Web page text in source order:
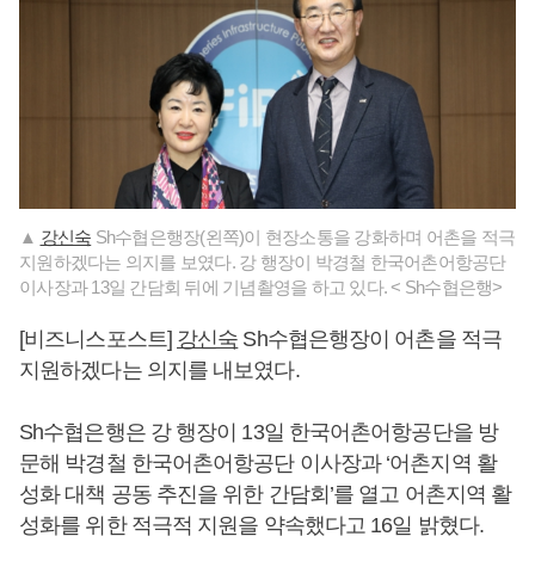
▲ 강신숙 Sh수협은행장(왼쪽)이 현장소통을 강화하며 어촌을 적극
지원하겠다는 의지를 보였다. 강 행장이 박경철 한국어촌어항공단
이사장과 13일 간담회 뒤에 기념촬영을 하고 있다. < Sh수협은행>
[비즈니스포스트] 강신숙 Sh수협은행장이 어촌을 적극
지원하겠다는 의지를 내보였다.
Sh수협은행은 강 행장이 13일 한국어촌어항공단을 방
문해 박경철 한국어촌어항공단 이사장과 ‘어촌지역 활
성화 대책 공동 추진을 위한 간담회’를 열고 어촌지역 활
성화를 위한 적극적 지원을 약속했다고 16일 밝혔다.